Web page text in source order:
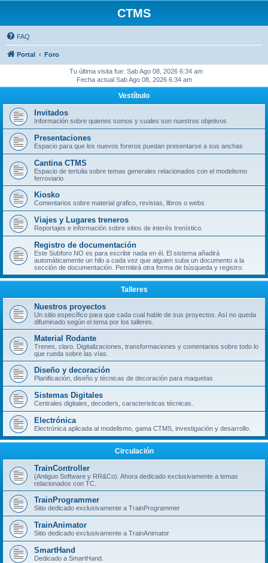
CTMS
FAQ
Portal Foro
Tu última visita fue: Sab Ago 08, 2026 6:34 am
Fecha actual Sab Ago 08, 2026 6:34 am
Vestíbulo
Invitados
Información sobre quienes somos y cuales son nuestros objetivos
Presentaciones
Espacio para que los nuevos foreros puedan presentarse a sus anchas
Cantina CTMS
Espacio de tertulia sobre temas generales relacionados con el modelismo
ferroviario
Kiosko
Comentarios sobre material grafico, revistas, libros o webs
Viajes y Lugares treneros
Reportajes e información sobre sitios de interés trenístico.
Registro de documentación
Este Subforo NO es para escribir nada en él. El sistema añadirá
automáticamente un hilo a cada vez que alguien suba un documento a la
sección de documentación. Permitirá otra forma de búsqueda y registro.
Talleres
Nuestros proyectos
Un sitio específico para que cada cual hable de sus proyectos. Así no queda
difuminado según el tema por los talleres.
Material Rodante
Trenes, claro. Digitalizaciones, transformaciones y comentarios sobre todo lo
que rueda sobre las vías.
Diseño y decoración
Planificación, diseño y técnicas de decoración para maquetas
Sistemas Digitales
Centrales digitales, decoders, caracteristicas técnicas.
Electrónica
Electrónica aplicada al modelismo, gama CTMS, investigación y desarrollo.
Circulación
TrainController
(Antiguo Software y RR&Co). Ahora dedicado exclusivamente a temas
relacionados con TC.
TrainProgrammer
Sitio dedicado exclusivamente a TrainProgrammer
TrainAnimator
Sitio dedicado exclusivamente a TrainAnimator
SmartHand
Dedicado a SmartHand.